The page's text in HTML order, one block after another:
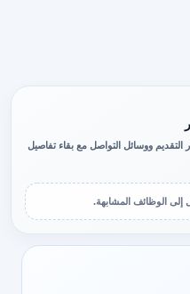
التقديم ووسائل التواصل مع بقاء تفاصيل
إلى الوظائف المشابهة.